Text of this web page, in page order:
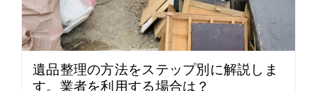
遺品整理の方法をステップ別に解説しま
す。業者を利用する場合は？